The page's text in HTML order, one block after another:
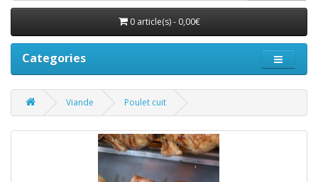
0 article(s) - 0,00€
Categories
Viande Poulet cuit